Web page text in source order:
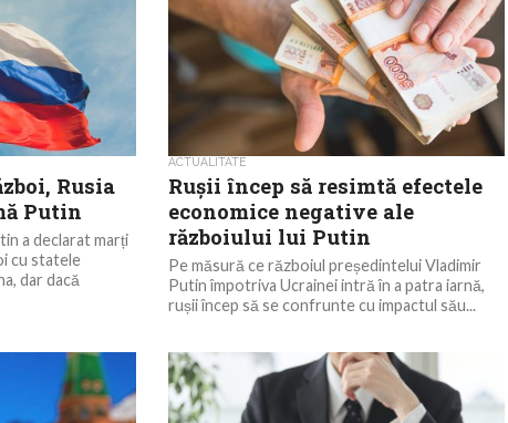
Rusia
Putin
a declarat marți
cu statele
dar dacă
ACTUALITATE
Rușii încep să resimtă efectele
economice negative ale
războiului lui Putin
Pe măsură ce războiul președintelui Vladimir
Putin împotriva Ucrainei intră în a patra iarnă,
rușii încep să se confrunte cu impactul său...